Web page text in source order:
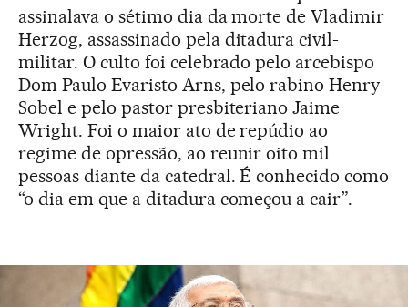
assinalava o sétimo dia da morte de Vladimir
Herzog, assassinado pela ditadura civil-
militar. O culto foi celebrado pelo arcebispo
Dom Paulo Evaristo Arns, pelo rabino Henry
Sobel e pelo pastor presbiteriano Jaime
Wright. Foi o maior ato de repúdio ao
regime de opressão, ao reunir oito mil
pessoas diante da catedral. É conhecido como
“o dia em que a ditadura começou a cair”.